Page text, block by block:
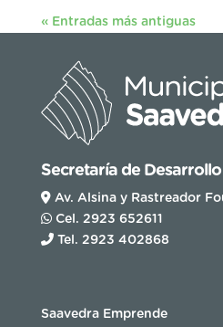
« Entradas más antiguas
Secretaría de
Av. Alsina y Rastreador
Cel. 2923 652611
Tel. 2923 402868
Saavedra Emprende